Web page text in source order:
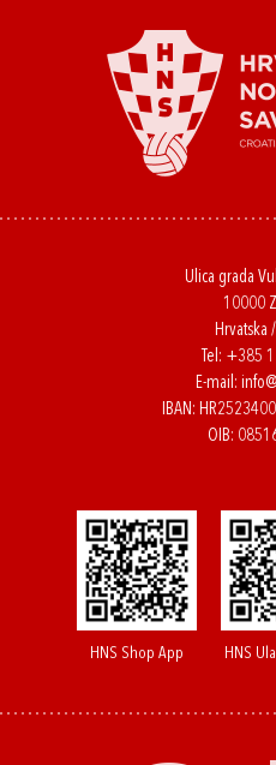
Ulica grada
10000
Hrvatska
Tel: +385
E-mail:
IBAN:
OIB:
HNS Shop App HNS